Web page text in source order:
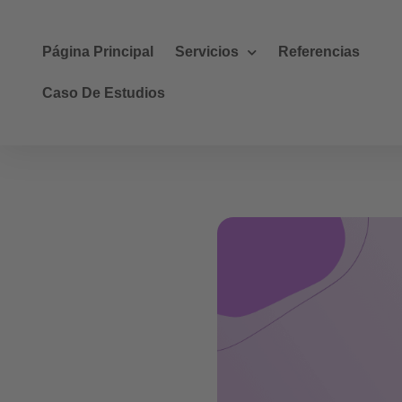
Página Principal Servicios Referencias
Caso De Estudios